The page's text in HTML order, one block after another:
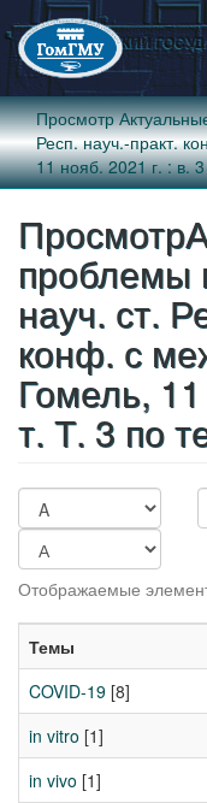
Просмотр
Респ. науч.-практ.
11 нояб. 2021 г. : в.
проблемы
науч. ст.
конф. с
Гомель,
т. Т. 3 по
Отображаемые
Темы
COVID-19 [8]
in vitro [1]
in vivo [1]